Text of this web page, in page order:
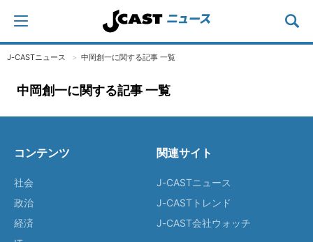
J-CASTニュース 中岡創一に関する記事 一覧
中岡創一に関する記事 一覧
コンテンツ
社会
政治
経済
関連サイト
J-CASTニュース
J-CASTトレンド
J-CAST会社ウォッチ